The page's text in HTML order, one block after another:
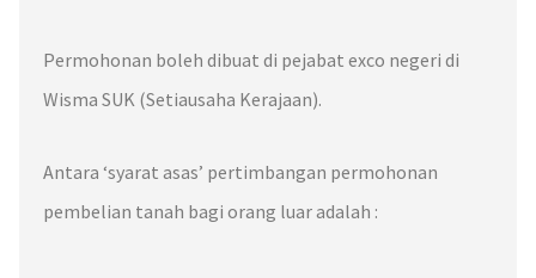
Permohonan boleh dibuat di pejabat exco negeri di
Wisma SUK (Setiausaha Kerajaan).
Antara ‘syarat asas’ pertimbangan permohonan
pembelian tanah bagi orang luar adalah :